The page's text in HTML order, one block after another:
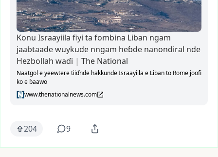
Konu Israayiila fiyi ta fombina Liban ngam
jaabtaade wuykude nngam heɓde nanondiral nde
Hezbollah waɗi | The National
Naatgol e yeewtere tiiɗnde hakkunde Israayiila e Liban to Rome joofi
ko e ɓaawo
www.thenationalnews.com
204 9